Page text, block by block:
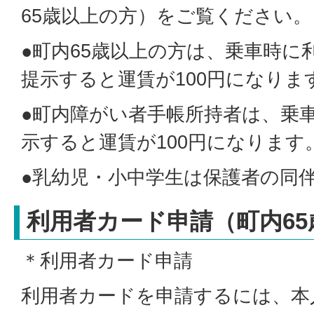
65歳以上の方）をご覧ください。
●町内65歳以上の方は、乗車時に
提示すると運賃が100円になりま
●町内障がい者手帳所持者は、乗
示すると運賃が100円になります
●乳幼児・小中学生は保護者の同
利用者カード申請（町内
＊利用者カード申請
利用者カードを申請するには、